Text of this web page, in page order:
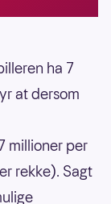
ha 7
at dersom
millioner per
rekke). Sagt